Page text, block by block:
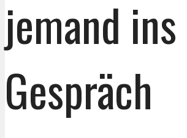
jemand ins
Gespräch